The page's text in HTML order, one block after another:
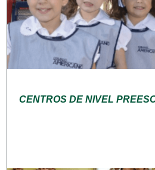
CENTROS DE NIVEL